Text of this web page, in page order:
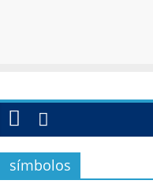
símbolos